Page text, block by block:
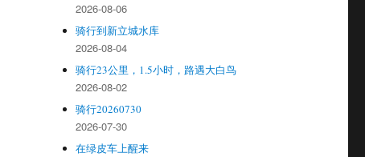
2026-08-06
骑行到新立城水库
2026-08-04
骑行23公里，1.5小时，路遇大白鸟
2026-08-02
骑行20260730
2026-07-30
在绿皮车上醒来